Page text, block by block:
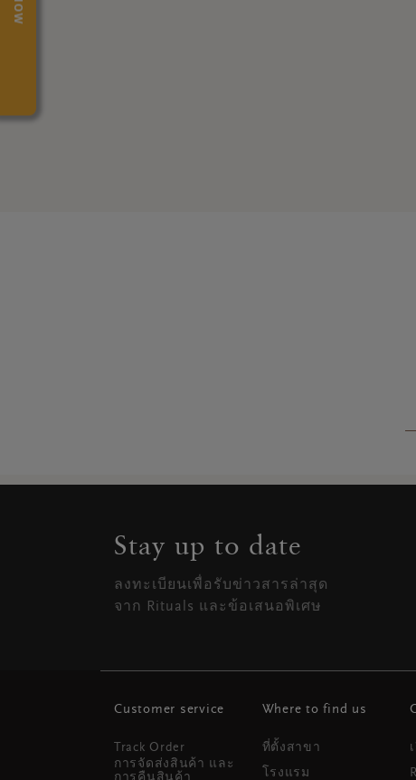
Stay up to date
ลงทะเบียนเพื่อรับข่าวสารล่าสุด
จาก Rituals และข้อเสนอพิเศษ
Customer service
Track Order
การจัดส่งสินค้า และ
Where to find us
ที่ตั้งสาขา
โรงแรม